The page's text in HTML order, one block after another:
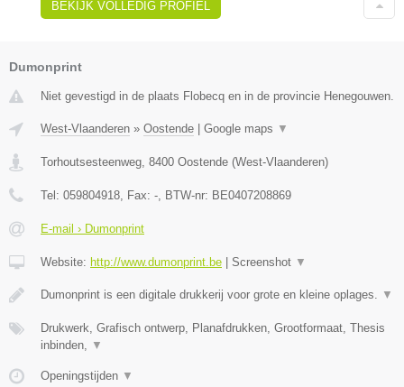
BEKIJK VOLLEDIG PROFIEL
Dumonprint
Niet gevestigd in de plaats Flobecq en in de provincie Henegouwen.
West-Vlaanderen » Oostende Google maps ▼
Torhoutsesteenweg 8400 Oostende (West-Vlaanderen)
Tel: 059804918 , Fax: - , BTW-nr: BE0407208869
E-mail › Dumonprint
Website: http://www.dumonprint.be Screenshot ▼
Dumonprint is een digitale drukkerij voor grote en kleine oplages. ▼
Drukwerk, Grafisch ontwerp, Planafdrukken, Grootformaat, Thesis
inbinden,
▼
Openingstijden ▼